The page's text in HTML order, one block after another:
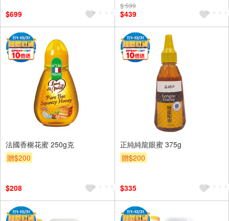
$699
$ 599
$439
法國香榭花蜜 250g克
贈$200
$208
正純純龍眼蜜 375g
贈$200
$335